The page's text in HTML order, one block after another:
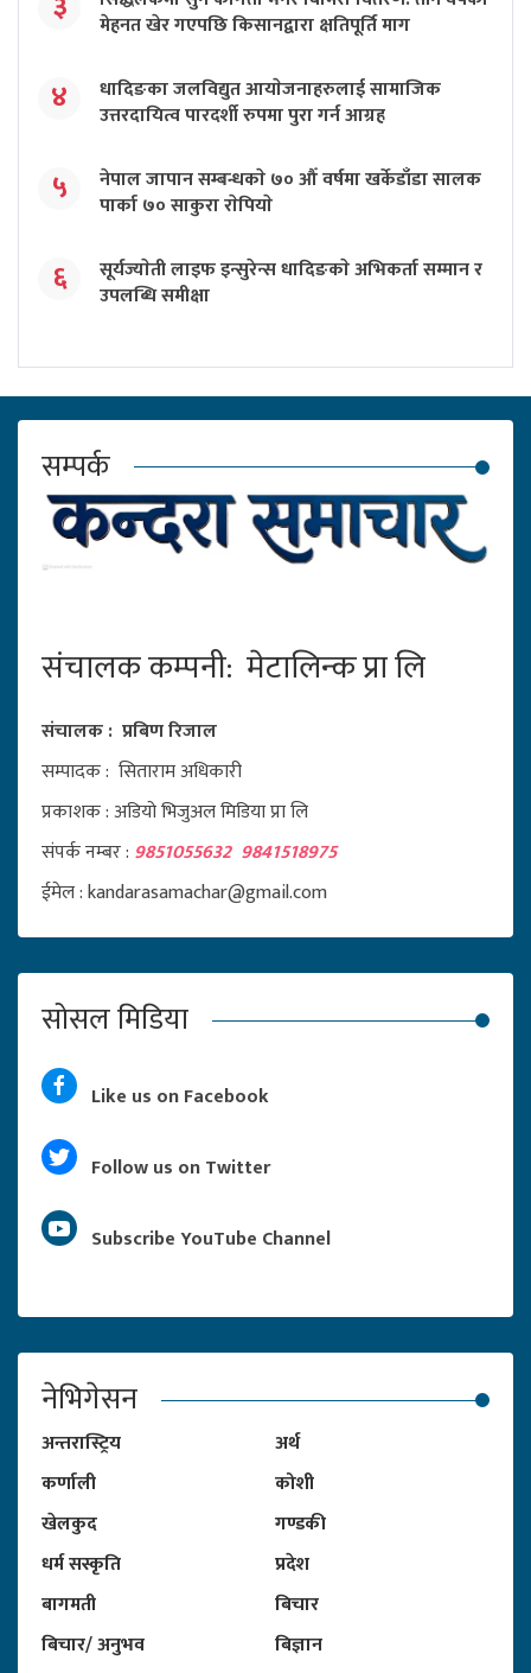
मेहनत खेर गएपछि किसानद्वारा क्षतिपूर्ति माग
४
धादिङका जलविद्युत आयाेजनाहरुलाई सामाजिक
उत्तरदायित्व पारदर्शी रुपमा पुरा गर्न आग्रह
५
नेपाल जापान सम्बन्धकाे ७० औँ वर्षमा खर्केडाँडा सालक
पार्का ७० साकुरा राेपियाे
६
सूर्यज्याेती लाइफ इन्सुरेन्स धादिङकाे अभिकर्ता सम्मान र
उपलब्धि समीक्षा
सम्पर्क
संचालक कम्पनी: मेटालिन्क प्रा लि
संचालक : प्रबिण रिजाल
सम्पादक : सिताराम अधिकारी
प्रकाशक : अडियो भिजुअल मिडिया प्रा लि
संपर्क नम्बर : 9851055632 9841518975
ईमेल : kandarasamachar@gmail.com
सोसल मिडिया
Like us on Facebook
Follow us on Twitter
Subscribe YouTube Channel
नेभिगेसन
अन्तरास्ट्रिय
अर्थ
कर्णाली
कोशी
खेलकुद
गण्डकी
धर्म सस्कृति
प्रदेश
बागमती
बिचार
बिचार/ अनुभव
बिज्ञान